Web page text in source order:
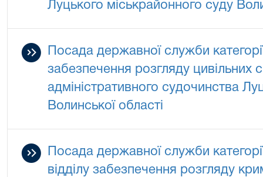
Луцького міськрайонного суду
Посада державної служби
забезпечення розгляду цивільних
адміністративного судочинства
Волинської області
Посада державної служби
відділу забезпечення розгляду